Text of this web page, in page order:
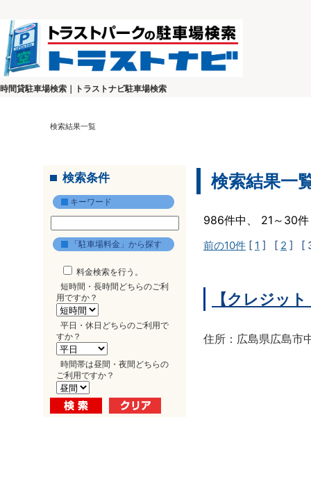
時間貸駐車場検索｜トラストナビ駐車場検索
検索結果一覧
検索条件
キーワード
「駐車場料金」から探す
料金検索を行う。
短時間・長時間どちらのご利
用ですか？
平日・休日どちらのご利用で
すか？
時間帯は昼間・夜間どちらの
ご利用ですか？
検索結果一
986件中、 21～30
前の10件 [ 1 ] [ 2 ] [
【クレジッ
住所：広島県広島市